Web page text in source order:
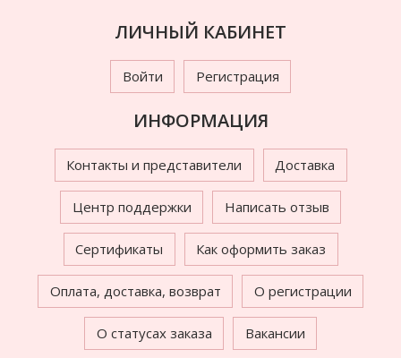
ЛИЧНЫЙ КАБИНЕТ
Войти Регистрация
ИНФОРМАЦИЯ
Контакты и представители Доставка
Центр поддержки Написать отзыв
Сертификаты Как оформить заказ
Оплата, доставка, возврат О регистрации
О статусах заказа Вакансии